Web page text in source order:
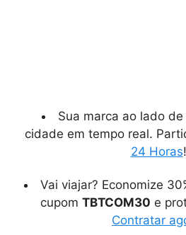
Sua marca ao lado
cidade em tempo real.
24 Horas!
Vai viajar? Economize
cupom TBTCOM30 e
Contratar